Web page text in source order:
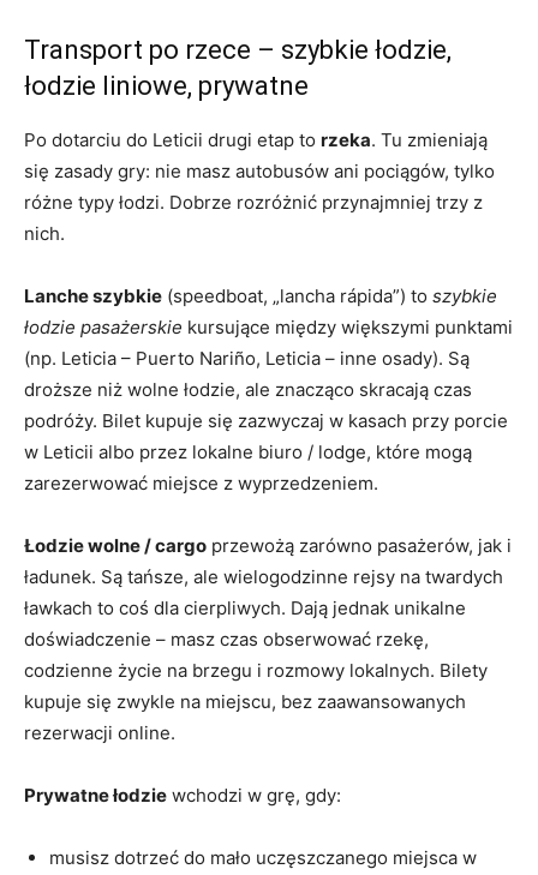
Transport po rzece – szybkie łodzie,
łodzie liniowe, prywatne
Po dotarciu do Leticii drugi etap to rzeka. Tu zmieniają
się zasady gry: nie masz autobusów ani pociągów, tylko
różne typy łodzi. Dobrze rozróżnić przynajmniej trzy z
nich.
Lanche szybkie (speedboat, „lancha rápida”) to szybkie
łodzie pasażerskie kursujące między większymi punktami
(np. Leticia – Puerto Nariño, Leticia – inne osady). Są
droższe niż wolne łodzie, ale znacząco skracają czas
podróży. Bilet kupuje się zazwyczaj w kasach przy porcie
w Leticii albo przez lokalne biuro / lodge, które mogą
zarezerwować miejsce z wyprzedzeniem.
Łodzie wolne / cargo przewożą zarówno pasażerów, jak i
ładunek. Są tańsze, ale wielogodzinne rejsy na twardych
ławkach to coś dla cierpliwych. Dają jednak unikalne
doświadczenie – masz czas obserwować rzekę,
codzienne życie na brzegu i rozmowy lokalnych. Bilety
kupuje się zwykle na miejscu, bez zaawansowanych
rezerwacji online.
Prywatne łodzie wchodzi w grę, gdy:
musisz dotrzeć do mało uczęszczanego miejsca w